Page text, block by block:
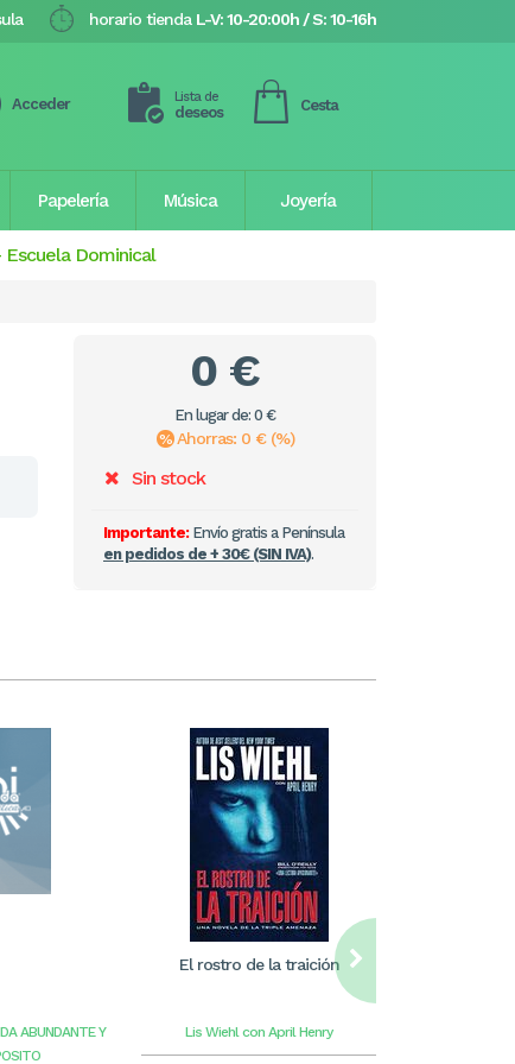
horario tienda L-V: 10-20:00h / S: 10-16h
Acceder Lista de
deseos Cesta
Papelería Música Joyería
Escuela Dominical
0 €
En lugar de: 0 €
Ahorras: 0 € (%)
Sin stock
Importante:Envío gratis a Península
en pedidos de + 30€ (SIN IVA).
ABUNDANTE Y
El rostro de la traición
Lis Wiehl con April Henry